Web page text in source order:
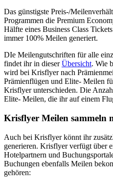
Das günstigste Preis-/
Programmen die Premium
Hälfte eines Business Class
immer 100% Meilen generiert.
DIe Meilengutschriften für alle
findet ihr in dieserÜbersicht. Wie
wird bei Krisflyer nach
Prämienflügen und Elite- Meilen
Krisflyer unterschieden. Die
Elite- Meilen, die ihr auf einem
Krisflyer Meilen sammeln
Auch bei Krisflyer könnt ihr
generieren. Krisflyer verfügt über
Hotelpartnern und
Buchungen ebenfalls Meilen
gehören: